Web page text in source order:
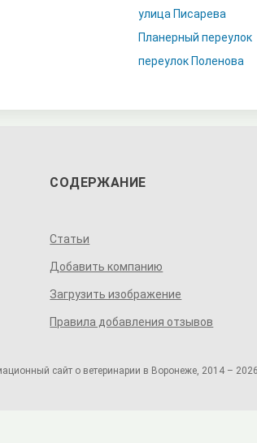
улица Писарева
Планерный переулок
переулок Поленова
СОДЕРЖАНИЕ
Статьи
Добавить компанию
Загрузить изображение
Правила добавления отзывов
сайт о ветеринарии в Воронеже, 2014 –